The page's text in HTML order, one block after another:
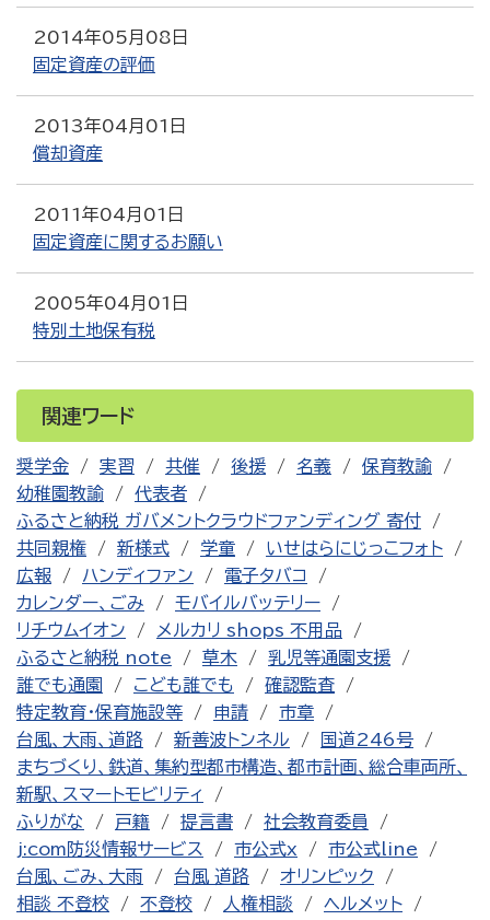
2014年05月08日
固定資産の評価
2013年04月01日
償却資産
2011年04月01日
固定資産に関するお願い
2005年04月01日
特別土地保有税
関連ワード
奨学金 実習 共催 後援 名義
保育教諭
幼稚園教諭
代表者
ふるさと納税 ガバメントクラウドファンディング 寄付
共同親権
新様式 学童
いせはらにじっこフォト
広報
ハンディファン
電子タバコ
カレンダー、ごみ
モバイルバッテリー
リチウムイオン
メルカリ shops 不用品
ふるさと納税 note
草木
乳児等通園支援
誰でも通園
こども誰でも
確認監査
特定教育・保育施設等
申請
市章
台風、大雨、道路
新善波トンネル
国道246号
まちづくり、鉄道、集約型都市構造、都市計画、総合車両所、
新駅、スマートモビリティ
ふりがな
戸籍 提言書
社会教育委員
j:com防災情報サービス
市公式x
市公式line
台風、ごみ、大雨
台風 道路
オリンピック
相談 不登校
不登校 人権相談
ヘルメット